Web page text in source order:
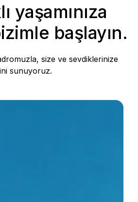
yaşamınıza
başlayın.
size ve sevdiklerinize
sunuyoruz.